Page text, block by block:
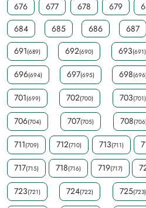
676 677 678 679
684
685 686 687
691(689) 692(690) 693(691)
696(694) 697(695) 698
701(699) 702(700) 703(701)
706(704) 707(705) 708
711(709) 712(710) 713(711)
717(715) 718(716) 719(717)
723(721) 724(722) 725(723)